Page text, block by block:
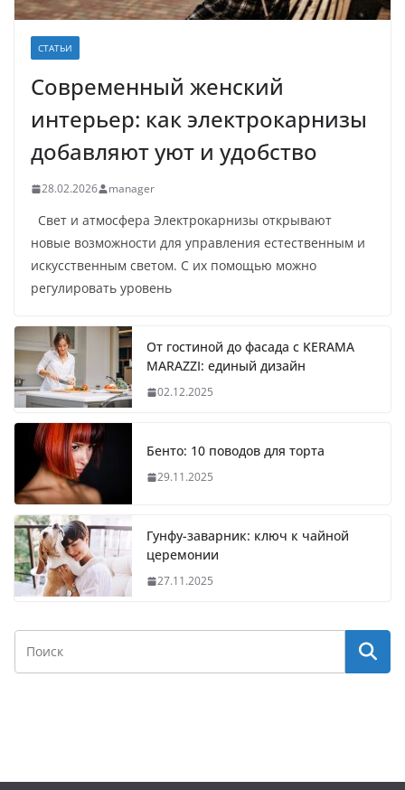
СТАТЬИ
Современный женский
интерьер: как электрокарнизы
добавляют уют и удобство
28.02.2026 manager
Свет и атмосфера Электрокарнизы открывают
новые возможности для управления естественным и
искусственным светом. С их помощью можно
регулировать уровень
От гостиной до фасада с KERAMA
MARAZZI: единый дизайн
02.12.2025
Бенто: 10 поводов для торта
29.11.2025
Гунфу-заварник: ключ к чайной
церемонии
27.11.2025